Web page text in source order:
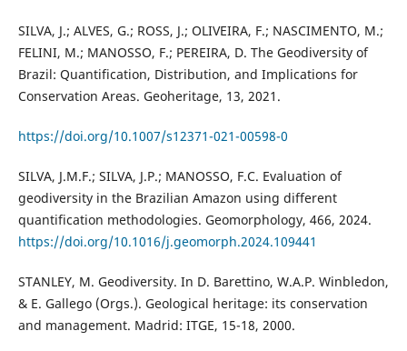
SILVA, J.; ALVES, G.; ROSS, J.; OLIVEIRA, F.; NASCIMENTO, M.;
FELINI, M.; MANOSSO, F.; PEREIRA, D. The Geodiversity of
Brazil: Quantification, Distribution, and Implications for
Conservation Areas. Geoheritage, 13, 2021.
https://doi.org/10.1007/s12371-021-00598-0
SILVA, J.M.F.; SILVA, J.P.; MANOSSO, F.C. Evaluation of
geodiversity in the Brazilian Amazon using different
quantification methodologies. Geomorphology, 466, 2024.
https://doi.org/10.1016/j.geomorph.2024.109441
STANLEY, M. Geodiversity. In D. Barettino, W.A.P. Winbledon,
& E. Gallego (Orgs.). Geological heritage: its conservation
and management. Madrid: ITGE, 15-18, 2000.